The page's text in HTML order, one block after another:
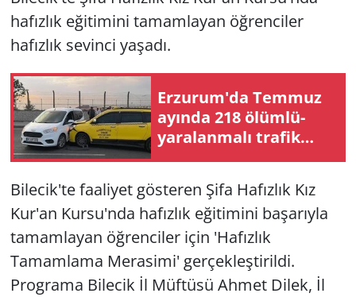
hafızlık eğitimini tamamlayan öğrenciler
hafızlık sevinci yaşadı.
Erzurum'da Temmuz
ayında 218 ölümlü-
yaralanmalı trafik
kazası
Bilecik'te faaliyet gösteren Şifa Hafızlık Kız
Kur'an Kursu'nda hafızlık eğitimini başarıyla
tamamlayan öğrenciler için 'Hafızlık
Tamamlama Merasimi' gerçekleştirildi.
Programa Bilecik İl Müftüsü Ahmet Dilek, İl